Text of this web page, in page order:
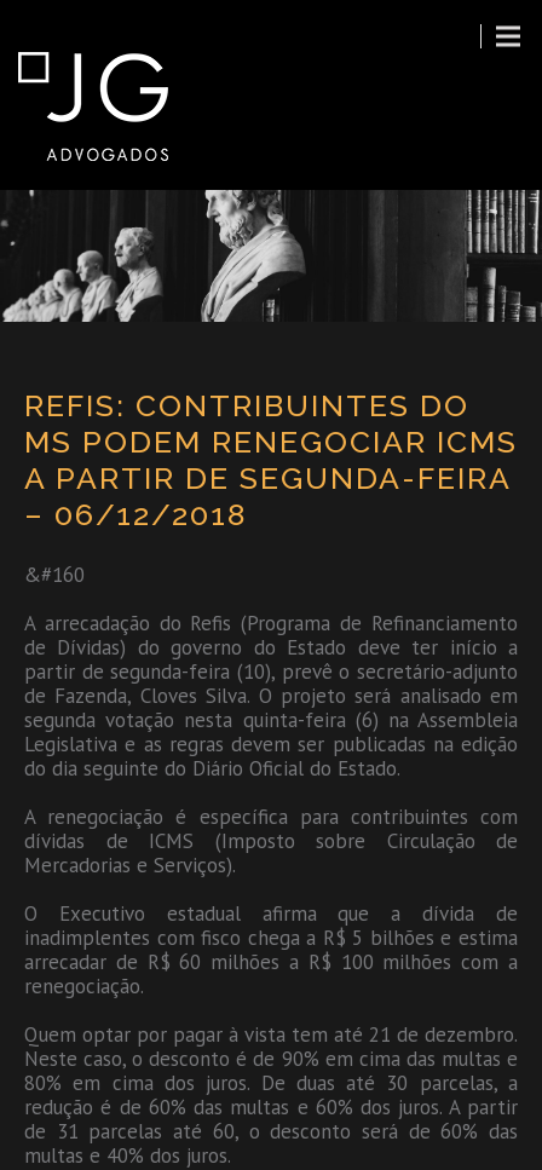
REFIS: CONTRIBUINTES DO
MS PODEM RENEGOCIAR ICMS
A PARTIR DE SEGUNDA-FEIRA
– 06/12/2018
&#160
A arrecadação do Refis (Programa de Refinanciamento
de Dívidas) do governo do Estado deve ter início a
partir de segunda-feira (10), prevê o secretário-adjunto
de Fazenda, Cloves Silva. O projeto será analisado em
segunda votação nesta quinta-feira (6) na Assembleia
Legislativa e as regras devem ser publicadas na edição
do dia seguinte do Diário Oficial do Estado.
A renegociação é específica para contribuintes com
dívidas de ICMS (Imposto sobre Circulação de
Mercadorias e Serviços).
O Executivo estadual afirma que a dívida de
inadimplentes com fisco chega a R$ 5 bilhões e estima
arrecadar de R$ 60 milhões a R$ 100 milhões com a
renegociação.
Quem optar por pagar à vista tem até 21 de dezembro.
Neste caso, o desconto é de 90% em cima das multas e
80% em cima dos juros. De duas até 30 parcelas, a
redução é de 60% das multas e 60% dos juros. A partir
de 31 parcelas até 60, o desconto será de 60% das
multas e 40% dos juros.